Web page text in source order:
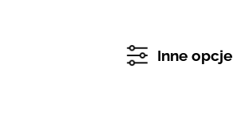
Inne opcje